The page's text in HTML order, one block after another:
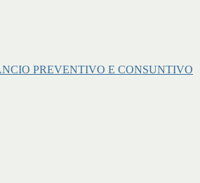
PREVENTIVO E CONSUNTIVO